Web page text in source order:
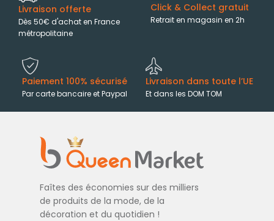
Livraison offerte
Dès 50€ d'achat en France
métropolitaine
Click & Collect gratuit
Retrait en magasin en 2h
Paiement 100% sécurisé
Par carte bancaire et Paypal
Livraison dans toute l’UE
Et dans les DOM TOM
Faîtes des économies sur des milliers
de produits de la mode, de la
décoration et du quotidien !